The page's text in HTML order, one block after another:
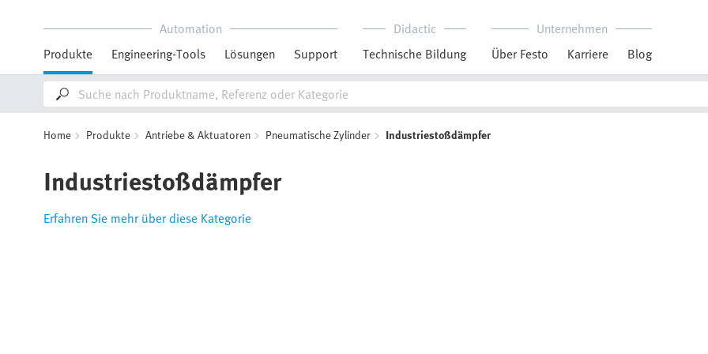
Automation
Produkte
Engineering-Tools Lösungen Support
Didactic
Technische Bildung
Unternehmen
Über Festo
Karriere Blog
Home Produkte Antriebe & Aktuatoren Pneumatische Zylinder Industriestoßdämpfer
Industriestoßdämpfer
Erfahren Sie mehr über diese Kategorie